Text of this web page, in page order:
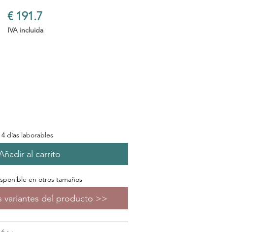
€ 191.7
IVA incluida
días laborables
al carrito
en otros tamaños
variantes del producto >>